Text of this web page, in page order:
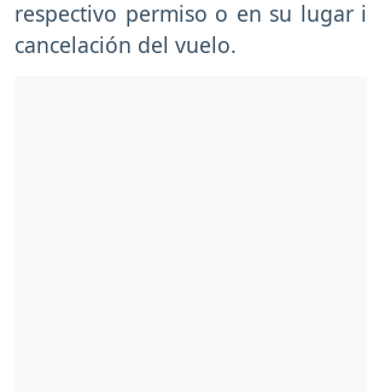
respectivo permiso o en su lugar
cancelación del vuelo.